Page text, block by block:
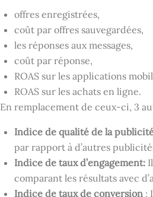
offres enregistrées,
coût par offres sauvegardées,
les réponses aux messages,
coût par réponse,
ROAS sur les applications
ROAS sur les achats en ligne.
En remplacement de ceux-ci, 3
Indice de qualité de la
par rapport à d’autres
Indice de taux d’engagement:
comparant les résultats avec
Indice de taux de conversion :